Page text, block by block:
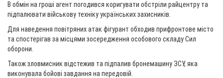
В обмін на гроші агент погодився коригувати обстріли райцентру та
підпалювати військову техніку українських захисників.
Для наведення повітряних атак фігурант обходив прифронтове місто
та спостерігав за місцями зосередження особового складу Сил
оборони.
Також зловмисник відстежив та підпалив бронемашину ЗСУ, яка
виконувала бойові завдання на передовій.